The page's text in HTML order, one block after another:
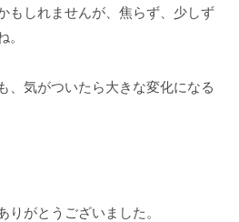
もしれませんが、焦らず、少しず
。
、気がついたら大きな変化になる
りがとうございました。